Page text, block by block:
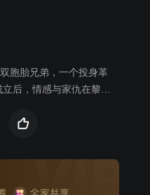
胞胎兄弟，一个投身革
后，情感与家仇在黎明